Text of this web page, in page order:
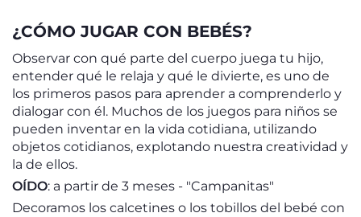
¿CÓMO JUGAR CON BEBÉS?
Observar con qué parte del cuerpo juega tu hijo,
entender qué le relaja y qué le divierte, es uno de
los primeros pasos para aprender a comprenderlo y
dialogar con él. Muchos de los juegos para niños se
pueden inventar en la vida cotidiana, utilizando
objetos cotidianos, explotando nuestra creatividad y
la de ellos.
OÍDO: a partir de 3 meses - "Campanitas"
Decoramos los calcetines o los tobillos del bebé con